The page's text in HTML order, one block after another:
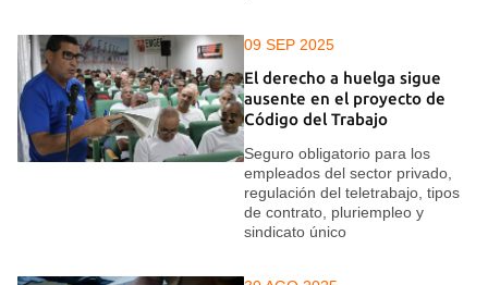
09 SEP 2025
El derecho a huelga sigue
ausente en el proyecto de
Código del Trabajo
Seguro obligatorio para los
empleados del sector privado,
regulación del teletrabajo, tipos
de contrato, pluriempleo y
sindicato único